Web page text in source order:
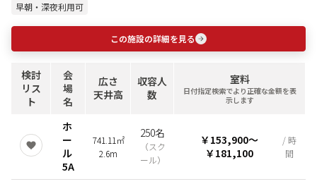
早朝・深夜利用可
この施設の詳細を見る
検討
リス
ト
会
場
名
広さ
天井高
収容人
数
室料
日付指定検索でより正確な金額を表
示します
ホ
ー
ル
5A
741.11㎡
2.6m
250名
（スク
ール）
￥153,900〜
￥181,100
/ 時
間